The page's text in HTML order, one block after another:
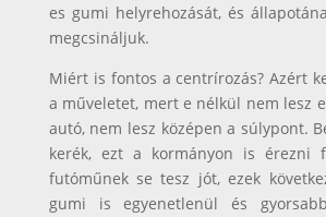
es gumi helyrehozását, és
megcsináljuk.
Miért is fontos a centrírozás? Azért
a műveletet, mert e nélkül nem lesz
autó, nem lesz középen a súlypont.
kerék, ezt a kormányon is érezni
futóműnek se tesz jót, ezek
gumi is egyenetlenül és